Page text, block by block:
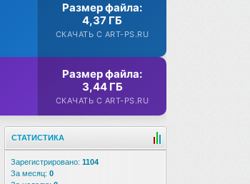
Размер файла:
4,37 ГБ
СКАЧАТЬ С ART-PS.RU
Размер файла:
3,44 ГБ
СКАЧАТЬ С ART-PS.RU
СТАТИСТИКА
Зарегистрировано: 1104
За месяц: 0